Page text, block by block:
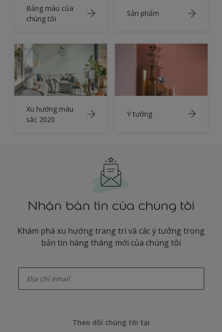
Bảng màu của
chúng tôi
Sản phẩm
Xu hướng màu
sắc 2020
Ý tưởng
Nhận bản tin của chúng tôi
Khám phá xu hướng trang trí và các ý tưởng trong
bản tin hàng tháng mới của chúng tôi
Theo dõi chúng tôi tại